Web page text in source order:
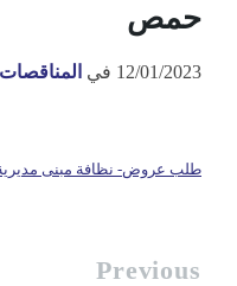
حمص
12/01/2023 في
طلب عروض- نظافة مبنى
Previous